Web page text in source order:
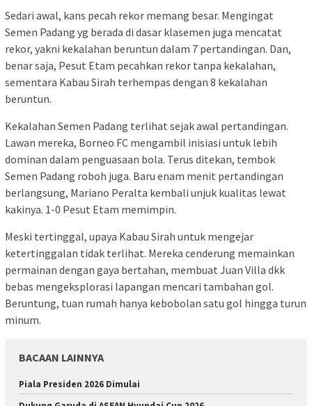
Sedari awal, kans pecah rekor memang besar. Mengingat
Semen Padang yg berada di dasar klasemen juga mencatat
rekor, yakni kekalahan beruntun dalam 7 pertandingan. Dan,
benar saja, Pesut Etam pecahkan rekor tanpa kekalahan,
sementara Kabau Sirah terhempas dengan 8 kekalahan
beruntun.
Kekalahan Semen Padang terlihat sejak awal pertandingan.
Lawan mereka, Borneo FC mengambil inisiasi untuk lebih
dominan dalam penguasaan bola. Terus ditekan, tembok
Semen Padang roboh juga. Baru enam menit pertandingan
berlangsung, Mariano Peralta kembali unjuk kualitas lewat
kakinya. 1-0 Pesut Etam memimpin.
Meski tertinggal, upaya Kabau Sirah untuk mengejar
ketertinggalan tidak terlihat. Mereka cenderung memainkan
permainan dengan gaya bertahan, membuat Juan Villa dkk
bebas mengeksplorasi lapangan mencari tambahan gol.
Beruntung, tuan rumah hanya kebobolan satu gol hingga turun
minum.
BACAAN LAINNYA
Piala Presiden 2026 Dimulai